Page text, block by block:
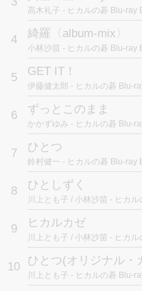
高木礼子 - ヒカルの碁 Blu-ray
4 綺羅〈album-mix〉
小林沙苗 - ヒカルの碁 Blu-ray
5 GET IT！
伊藤健太郎 - ヒカルの碁 Blu-
6 ずっとこのまま
かかずゆみ - ヒカルの碁 Blu-
7 ひとつ
鈴村健一 - ヒカルの碁 Blu-ray
8 ひとしずく
川上とも子 / 小林沙苗 - ヒカル
9 ヒカルカゼ
川上とも子 / 小林沙苗 - ヒカル
10 ひとつ(オリジナル・
川上とも子 - ヒカルの碁 Blu-